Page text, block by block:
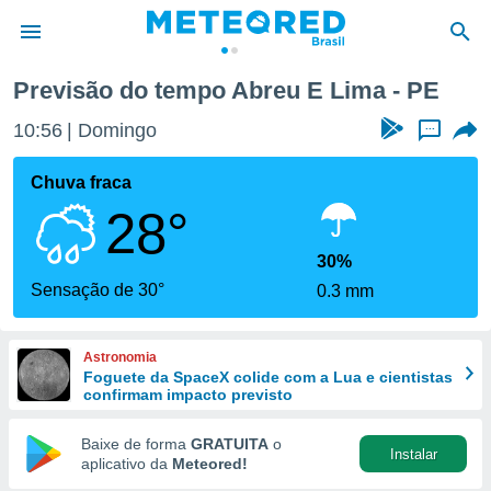
da
fornecidas
a este
das
e
forma
digital
Previsão do tempo Abreu E Lima - PE
10:56 Domingo ...
Chuva fraca
28°
Sensação de 30°
30%
0.3 mm
Astronomia
Foguete da SpaceX colide com a Lua e cientistas
confirmam impacto previsto
Baixe de forma GRATUITA o
aplicativo da Meteored!
Instalar